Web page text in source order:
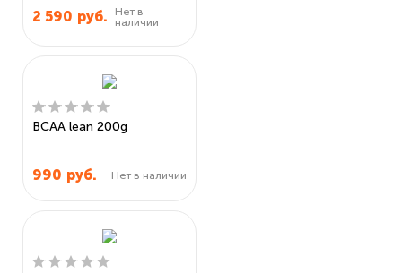
2 590 руб.
Нет в
наличии
BCAA lean 200g
990 руб. Нет в наличии